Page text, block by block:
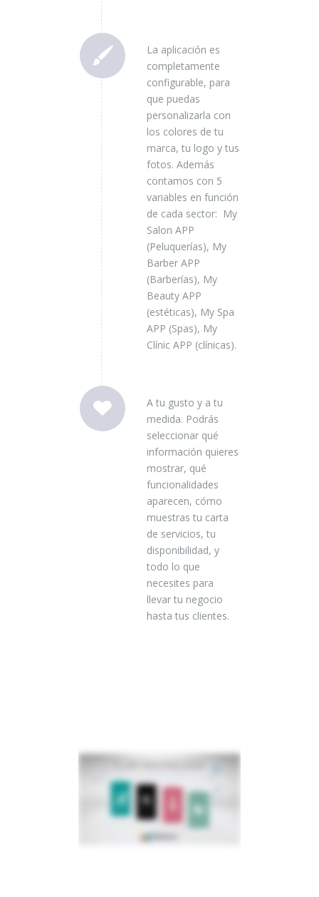
La aplicación es
completamente
configurable, para
que puedas
personalizarla con
los colores de tu
marca, tu logo y tus
fotos. Además
contamos con 5
variables en función
de cada sector: My
Salon APP
(Peluquerías), My
Barber APP
(Barberías), My
Beauty APP
(estéticas), My Spa
APP (Spas), My
Clínic APP (clínicas).
A tu gusto y a tu
medida. Podrás
seleccionar qué
información quieres
mostrar, qué
funcionalidades
aparecen, cómo
muestras tu carta
de servicios, tu
disponibilidad, y
todo lo que
necesites para
llevar tu negocio
hasta tus clientes.